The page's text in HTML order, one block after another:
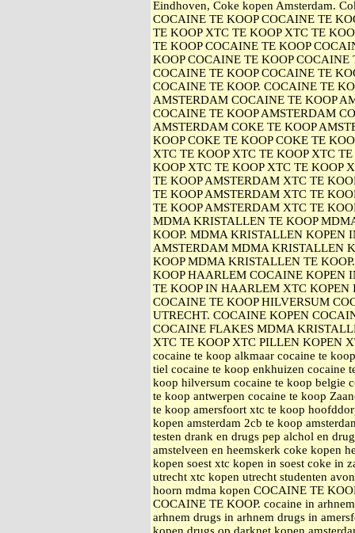
Eindhoven, Coke kopen Amsterdam.
COCAINE TE KOOP COCAINE TE
TE KOOP XTC TE KOOP XTC TE
TE KOOP COCAINE TE KOOP
KOOP COCAINE TE KOOP
COCAINE TE KOOP COCAINE TE
COCAINE TE KOOP. COCAINE TE
AMSTERDAM COCAINE TE KOOP
COCAINE TE KOOP AMSTERDAM
AMSTERDAM COKE TE KOOP
KOOP COKE TE KOOP COKE TE
XTC TE KOOP XTC TE KOOP XTC
KOOP XTC TE KOOP XTC TE KOOP
TE KOOP AMSTERDAM XTC TE
TE KOOP AMSTERDAM XTC TE
TE KOOP AMSTERDAM XTC TE
MDMA KRISTALLEN TE KOOP
KOOP. MDMA KRISTALLEN KOPEN
AMSTERDAM MDMA KRISTALLEN
KOOP MDMA KRISTALLEN TE
KOOP HAARLEM COCAINE KOPEN
TE KOOP IN HAARLEM XTC
COCAINE TE KOOP HILVERSUM
UTRECHT. COCAINE KOPEN
COCAINE FLAKES MDMA
XTC TE KOOP XTC PILLEN KOPEN
cocaine te koop alkmaar cocaine te
tiel cocaine te koop enkhuizen cocaine
koop hilversum cocaine te koop belgie
te koop antwerpen cocaine te koop
te koop amersfoort xtc te koop
kopen amsterdam 2cb te koop
testen drank en drugs pep alchol en
amstelveen en heemskerk coke kopen
kopen soest xtc kopen in soest coke in
utrecht xtc kopen utrecht studenten
hoorn mdma kopen COCAINE TE
COCAINE TE KOOP. cocaine in
arhnem drugs in arhnem drugs in